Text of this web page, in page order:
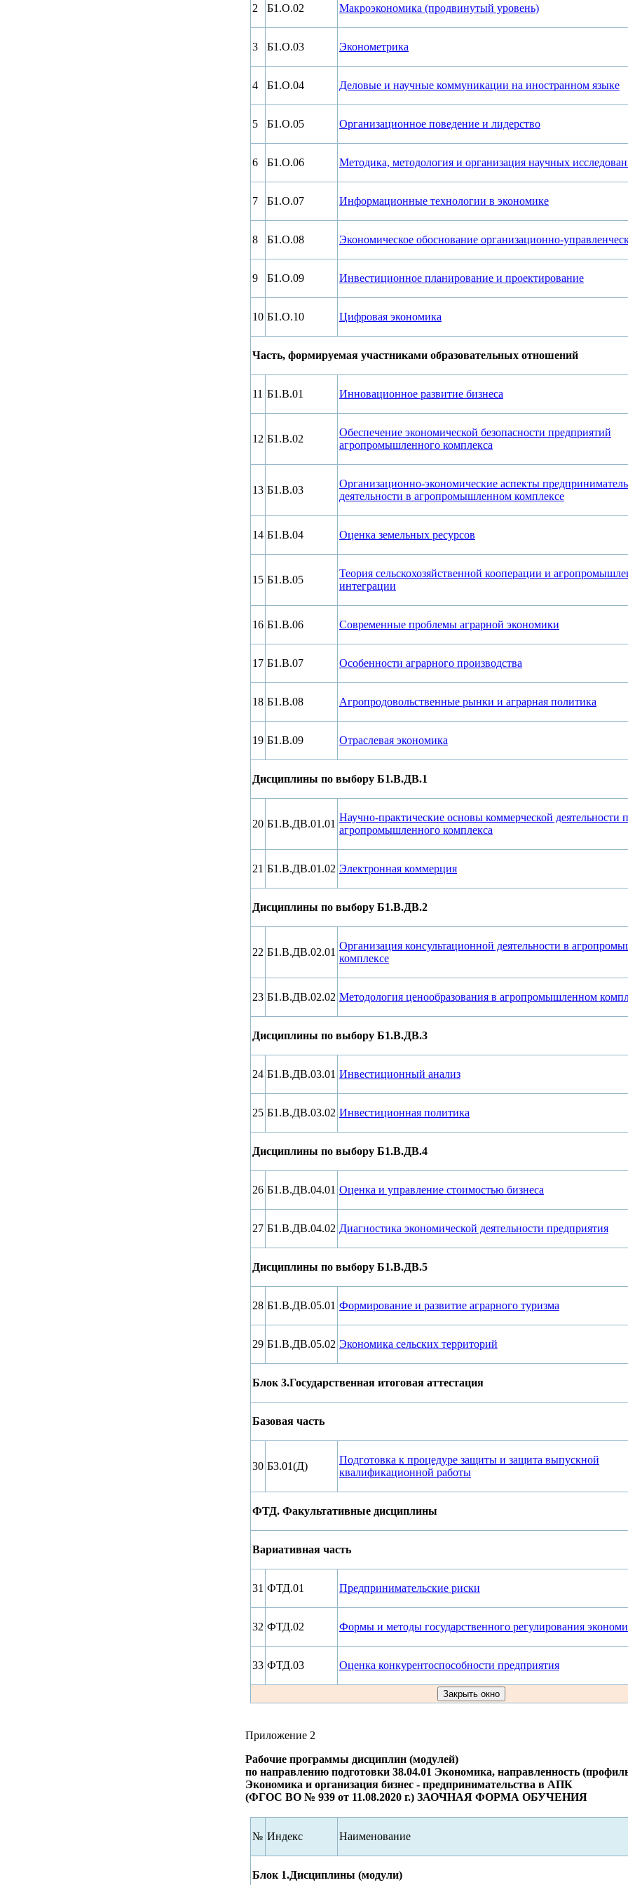
2 Б1.О.02 Макроэкономика (продвинутый уровень)
3 Б1.О.03 Эконометрика
4 Б1.О.04 Деловые и научные коммуникации на иностранном языке
5 Б1.О.05 Организационное поведение и лидерство
6 Б1.О.06 Методика, методология и организация научных
7 Б1.О.07 Информационные технологии в экономике
8 Б1.О.08 Экономическое обоснование организационно-
9 Б1.О.09 Инвестиционное планирование и проектирование
10 Б1.О.10 Цифровая экономика
Часть, формируемая участниками образовательных отношений
11 Б1.В.01 Инновационное развитие бизнеса
12 Б1.В.02
Обеспечение экономической безопасности предприятий
агропромышленного комплекса
13 Б1.В.03
Организационно-экономические аспекты
деятельности в агропромышленном комплексе
14 Б1.В.04 Оценка земельных ресурсов
15 Б1.В.05
Теория сельскохозяйственной кооперации и
интеграции
16 Б1.В.06 Современные проблемы аграрной экономики
17 Б1.В.07 Особенности аграрного производства
18 Б1.В.08 Агропродовольственные рынки и аграрная политика
19 Б1.В.09 Отраслевая экономика
Дисциплины по выбору Б1.В.ДВ.1
20 Б1.В.ДВ.01.01
Научно-практические основы коммерческой деятельности
агропромышленного комплекса
21 Б1.В.ДВ.01.02 Электронная коммерция
Дисциплины по выбору Б1.В.ДВ.2
22 Б1.В.ДВ.02.01
Организация консультационной деятельности в
комплексе
23 Б1.В.ДВ.02.02 Методология ценообразования в агропромышленном
Дисциплины по выбору Б1.В.ДВ.3
24 Б1.В.ДВ.03.01 Инвестиционный анализ
25 Б1.В.ДВ.03.02 Инвестиционная политика
Дисциплины по выбору Б1.В.ДВ.4
26 Б1.В.ДВ.04.01 Оценка и управление стоимостью бизнеса
27 Б1.В.ДВ.04.02 Диагностика экономической деятельности предприятия
Дисциплины по выбору Б1.В.ДВ.5
28 Б1.В.ДВ.05.01 Формирование и развитие аграрного туризма
29 Б1.В.ДВ.05.02 Экономика сельских территорий
Блок 3.Государственная итоговая аттестация
Базовая часть
30 Б3.01(Д)
Подготовка к процедуре защиты и защита выпускной
квалификационной работы
ФТД. Факультативные дисциплины
Вариативная часть
31 ФТД.01 Предпринимательские риски
32 ФТД.02 Формы и методы государственного регулирования
33 ФТД.03 Оценка конкурентоспособности предприятия
Приложение 2
Рабочие программы дисциплин (модулей)
по направлению подготовки 38.04.01 Экономика, направленность
Экономика и организация бизнес - предпринимательства в АПК
(ФГОС ВО № 939 от 11.08.2020 г.) ЗАОЧНАЯ ФОРМА ОБУЧЕНИЯ
№ Индекс Наименование
Блок 1.Дисциплины (модули)